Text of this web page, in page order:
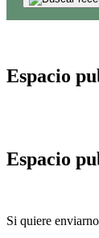
Espacio
Espacio
Si quiere